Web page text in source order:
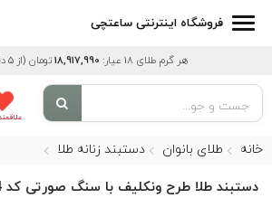
فروشگاه اینترنتی ساعتچی
هر گرم طلای 18 عیار: 18,917,990تومان (از 5 دقیقه پیش)
خانه طلای بانوان دستبند زنانه طلا
دستبند طلا طرح ونکلیف با سنگ صورتی کد XB634